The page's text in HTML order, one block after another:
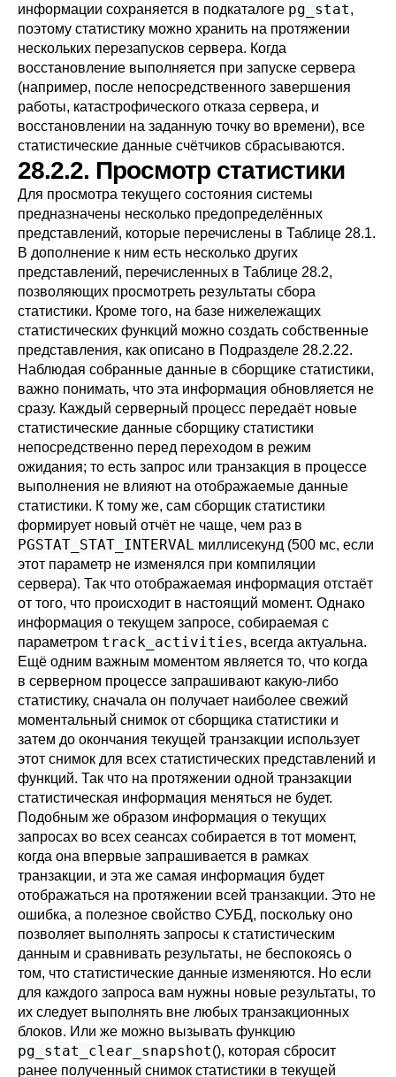
информации сохраняется в подкаталоге pg_stat,
поэтому статистику можно хранить на протяжении
нескольких перезапусков сервера. Когда
восстановление выполняется при запуске сервера
(например, после непосредственного завершения
работы, катастрофического отказа сервера, и
восстановлении на заданную точку во времени), все
статистические данные счётчиков сбрасываются.
28.2.2. Просмотр статистики
Для просмотра текущего состояния системы
предназначены несколько предопределённых
представлений, которые перечислены в Таблице 28.1.
В дополнение к ним есть несколько других
представлений, перечисленных в Таблице 28.2,
позволяющих просмотреть результаты сбора
статистики. Кроме того, на базе нижележащих
статистических функций можно создать собственные
представления, как описано в Подразделе 28.2.22.
Наблюдая собранные данные в сборщике статистики,
важно понимать, что эта информация обновляется не
сразу. Каждый серверный процесс передаёт новые
статистические данные сборщику статистики
непосредственно перед переходом в режим
ожидания; то есть запрос или транзакция в процессе
выполнения не влияют на отображаемые данные
статистики. К тому же, сам сборщик статистики
формирует новый отчёт не чаще, чем раз в
PGSTAT_STAT_INTERVAL миллисекунд (500 мс, если
этот параметр не изменялся при компиляции
сервера). Так что отображаемая информация отстаёт
от того, что происходит в настоящий момент. Однако
информация о текущем запросе, собираемая с
параметром track_activities, всегда актуальна.
Ещё одним важным моментом является то, что когда
в серверном процессе запрашивают какую-либо
статистику, сначала он получает наиболее свежий
моментальный снимок от сборщика статистики и
затем до окончания текущей транзакции использует
этот снимок для всех статистических представлений и
функций. Так что на протяжении одной транзакции
статистическая информация меняться не будет.
Подобным же образом информация о текущих
запросах во всех сеансах собирается в тот момент,
когда она впервые запрашивается в рамках
транзакции, и эта же самая информация будет
отображаться на протяжении всей транзакции. Это не
ошибка, а полезное свойство СУБД, поскольку оно
позволяет выполнять запросы к статистическим
данным и сравнивать результаты, не беспокоясь о
том, что статистические данные изменяются. Но если
для каждого запроса вам нужны новые результаты, то
их следует выполнять вне любых транзакционных
блоков. Или же можно вызывать функцию
pg_stat_clear_snapshot(), которая сбросит
ранее полученный снимок статистики в текущей